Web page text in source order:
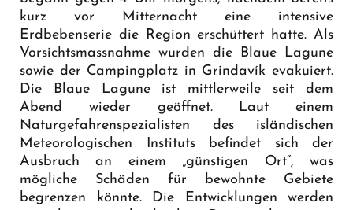
kurz vor Mitternacht eine intensive
Erdbebenserie die Region erschüttert hatte. Als
Vorsichtsmassnahme wurden die Blaue Lagune
sowie der Campingplatz in Grindavík evakuiert.
Die Blaue Lagune ist mittlerweile seit dem
Abend wieder geöffnet. Laut einem
Naturgefahrenspezialisten des isländischen
Meteorologischen Instituts befindet sich der
Ausbruch an einem „günstigen Ort“, was
mögliche Schäden für bewohnte Gebiete
begrenzen könnte. Die Entwicklungen werden